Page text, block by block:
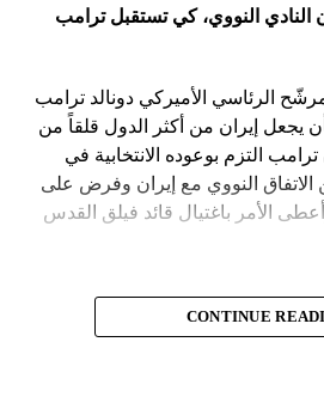
بإمكان الاتفاق مع إيران. وهي
واتفاقه مع طهران على الملف النووي
النادي النووي، كي تستقبل ترامب
الرئاسي الأميركي دونالد ترامب
يجعل إيران من أكثر الدول قلقاً من
التزم بوعوده الانتخابية في
الاتفاق النووي مع إيران وفرض على
الأمر باغتيال قائد فيلق القدس
الرئيس السابق
CONTINUE